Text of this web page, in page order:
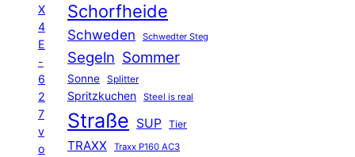
X
4
E
-
6
2
7
v
o
Schorfheide
Schweden Schwedter Steg
Segeln Sommer
Sonne Splitter
Spritzkuchen Steel is real
Straße SUP Tier
TRAXX Traxx P160 AC3